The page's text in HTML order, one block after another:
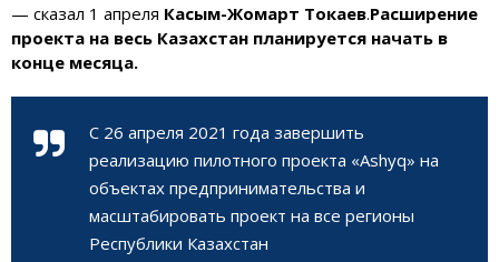
— сказал 1 апреля Касым-Жомарт Токаев.Расширение
проекта на весь Казахстан планируется начать в
конце месяца.
С 26 апреля 2021 года завершить
реализацию пилотного проекта «Ashyq» на
объектах предпринимательства и
масштабировать проект на все регионы
Республики Казахстан